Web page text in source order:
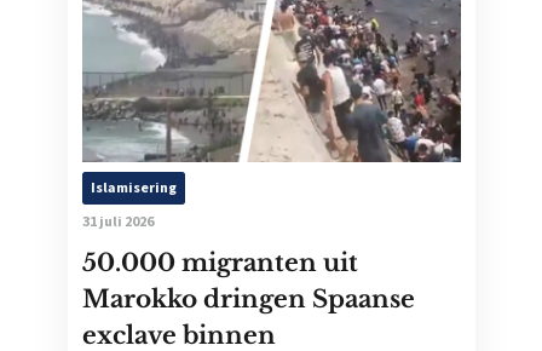
Islamisering
31 juli 2026
50.000 migranten uit
Marokko dringen Spaanse
exclave binnen